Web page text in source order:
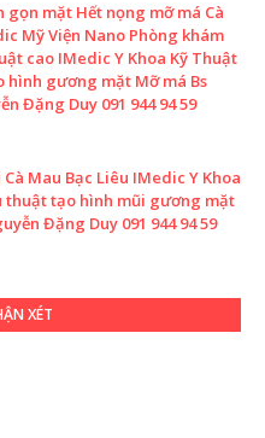
gọn mặt Hết nọng mỡ má Cà
Mỹ Viện Nano Phòng khám
cao IMedic Y Khoa Kỹ Thuật
hình gương mặt Mỡ má Bs
Đặng Duy 091 944 94 59
Mau Bạc Liêu IMedic Y Khoa
thuật tạo hình mũi gương mặt
Đặng Duy 091 944 94 59
XÉT